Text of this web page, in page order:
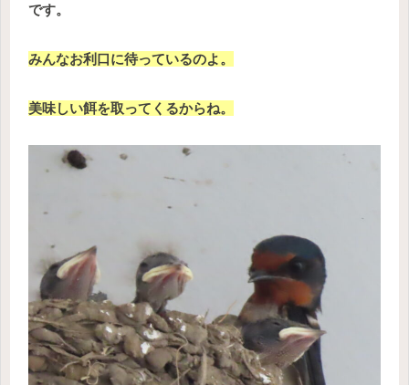
です。
みんなお利口に待っているのよ。
美味しい餌を取ってくるからね。